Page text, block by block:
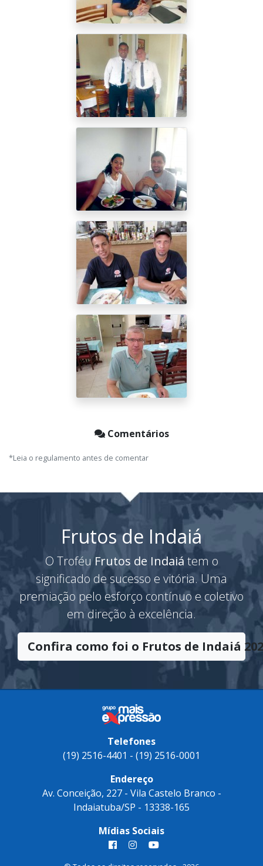
Comentários
*Leia o regulamento antes de comentar
Frutos de Indaiá
O TroféuFrutos de Indaiá tem o
significado de sucesso e vitória. Uma
premiação pelo esforço contínuo e coletivo
em direção à excelência.
Confira como foi o Frutos de Indaiá
Telefones
(19) 2516-4401 - (19) 2516-0001
Endereço
Av. Conceição, 227 - Vila Castelo Branco -
Indaiatuba/SP - 13338-165
Mídias Sociais